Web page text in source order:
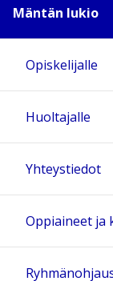
Mäntän lukio
Opiskelijalle
Huoltajalle
Yhteystiedot
Oppiaineet ja